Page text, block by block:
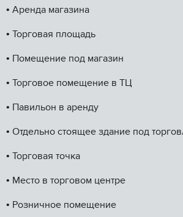
•⁠ ⁠Аренда магазина
•⁠ ⁠Торговая площадь
•⁠ ⁠Помещение под магазин
•⁠ ⁠Торговое помещение в ТЦ
•⁠ ⁠Павильон в аренду
•⁠ ⁠Отдельно стоящее здание под
•⁠ ⁠Торговая точка
•⁠ ⁠Место в торговом центре
•⁠ ⁠Розничное помещение